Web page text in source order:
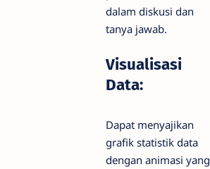
dalam diskusi dan
tanya jawab.
Visualisasi
Data:
Dapat menyajikan
grafik statistik data
dengan animasi yang